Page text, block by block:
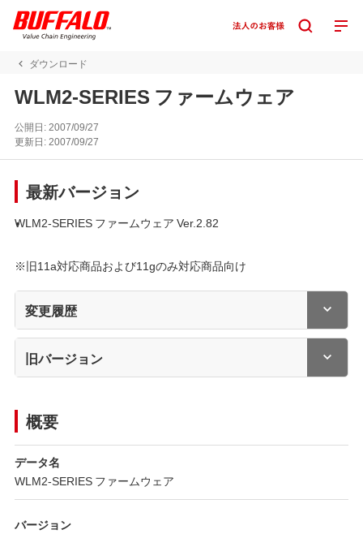
ダウンロード
WLM2-SERIES ファームウェア
公開日:2007/09/27
更新日:2007/09/27
最新バージョン
WLM2-SERIES ファームウェア Ver.2.82
※旧11a対応商品および11gのみ対応商品向け
変更履歴
旧バージョン
概要
データ名
WLM2-SERIES ファームウェア
バージョン